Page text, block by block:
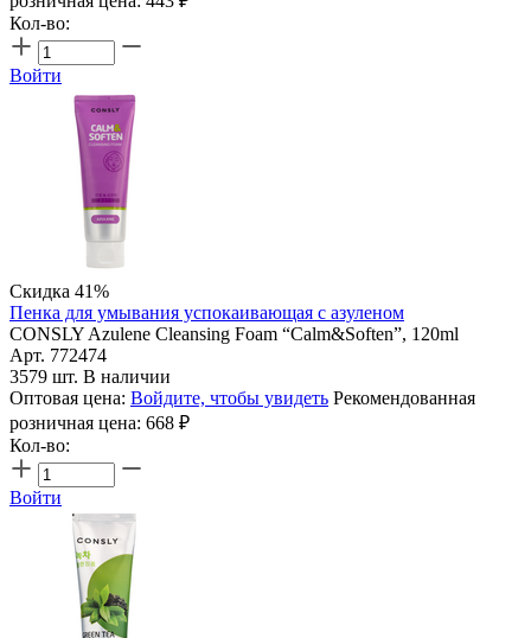
Кол-во:
Войти
Скидка 41%
Пенка для умывания успокаивающая с азуленом
CONSLY Azulene Cleansing Foam “Calm&Soften”, 120ml
Арт. 772474
3579 шт. В наличии
Оптовая цена: Войдите, чтобы увидеть Рекомендованная
розничная цена: 668 ₽
Кол-во:
Войти